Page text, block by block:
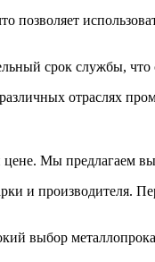
позволяет
срок службы,
отраслях
Мы предлагаем
и производителя.
выбор